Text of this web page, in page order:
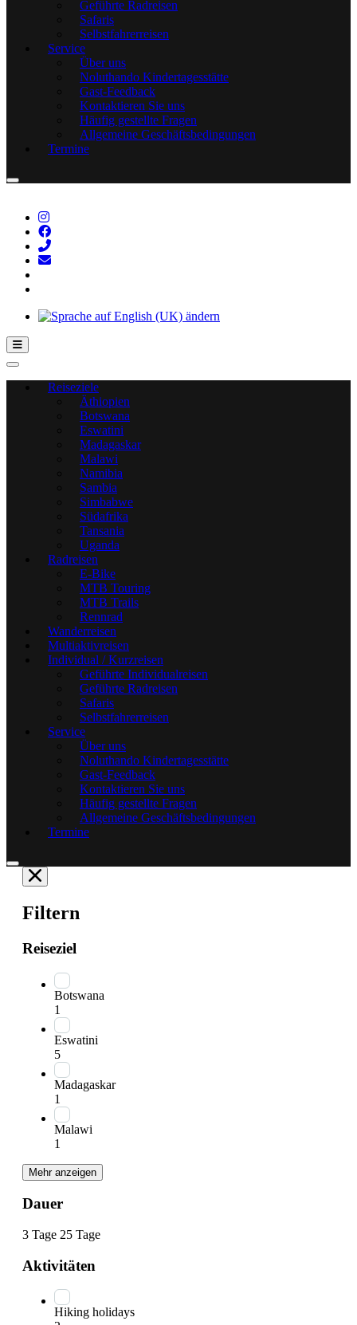
Geführte Radreisen
Safaris
Selbstfahrerreisen
Service
Über uns
Noluthando Kindertagesstätte
Gast-Feedback
Kontaktieren Sie uns
Häufig gestellte Fragen
Allgemeine Geschäftsbedingungen
Termine
Hamburger Toggle-Menü
Reiseziele
Äthiopien
Botswana
Eswatini
Madagaskar
Malawi
Namibia
Sambia
Simbabwe
Südafrika
Tansania
Uganda
Radreisen
E-Bike
MTB Touring
MTB Trails
Rennrad
Wanderreisen
Multiaktivreisen
Individual / Kurzreisen
Geführte Individualreisen
Geführte Radreisen
Safaris
Selbstfahrerreisen
Service
Über uns
Noluthando Kindertagesstätte
Gast-Feedback
Kontaktieren Sie uns
Häufig gestellte Fragen
Allgemeine Geschäftsbedingungen
Termine
Filtern
Reiseziel
Botswana
1
Eswatini
5
Madagaskar
1
Malawi
1
Mehr anzeigen
Dauer
3 Tage 25 Tage
Aktivitäten
Hiking holidays